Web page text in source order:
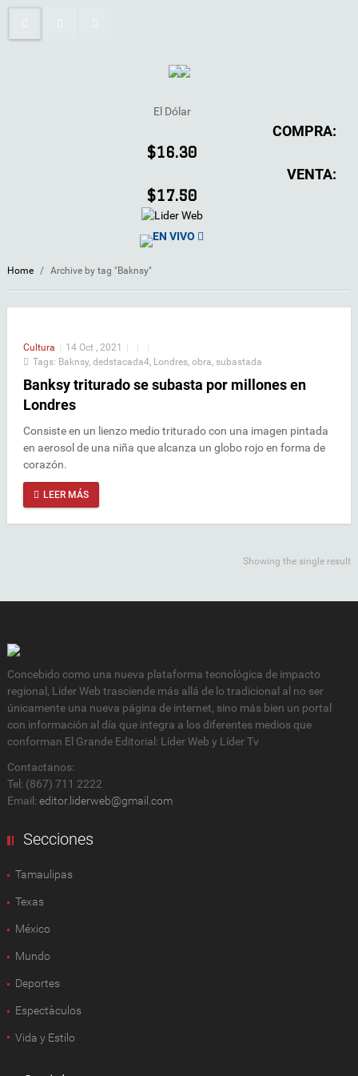
El Dólar
COMPRA:
$16.30
VENTA:
$17.50
EN VIVO
Home / Archive by tag "Baknsy"
Cultura | 14 Oct , 2021 | |
|
Tags: Baknsy, dedstacada4 Londres obra subastada
Banksy triturado se subasta por millones en
Londres
Consiste en un lienzo medio triturado con una imagen pintada
en aerosol de una niña que alcanza un globo rojo en forma de
corazón.
LEER MÁS
Showing the single result
Concebido como una nueva plataforma tecnológica de impacto
regional, Lider Web trasciende más allá de lo tradicional al no ser
únicamente una nueva página de internet, sino más bien un portal
con información al día que integra a los diferentes medios que
conforman El Grande Editorial: Líder Web y Líder Tv
Contactanos:
Tel: (867) 711 2222
Email: editor.liderweb@gmail.com
Secciones
Tamaulipas
Texas
México
Mundo
Deportes
Espectàculos
Vida y Estilo